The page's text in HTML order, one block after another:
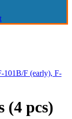
101B/F (early), F-
(4 pcs)